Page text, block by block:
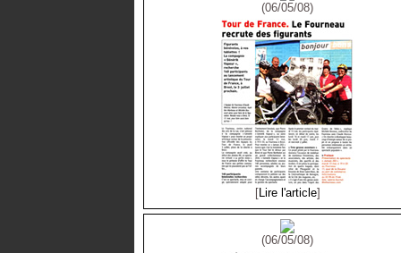
(06/05/08)
[Lire l'article]
(06/05/08)